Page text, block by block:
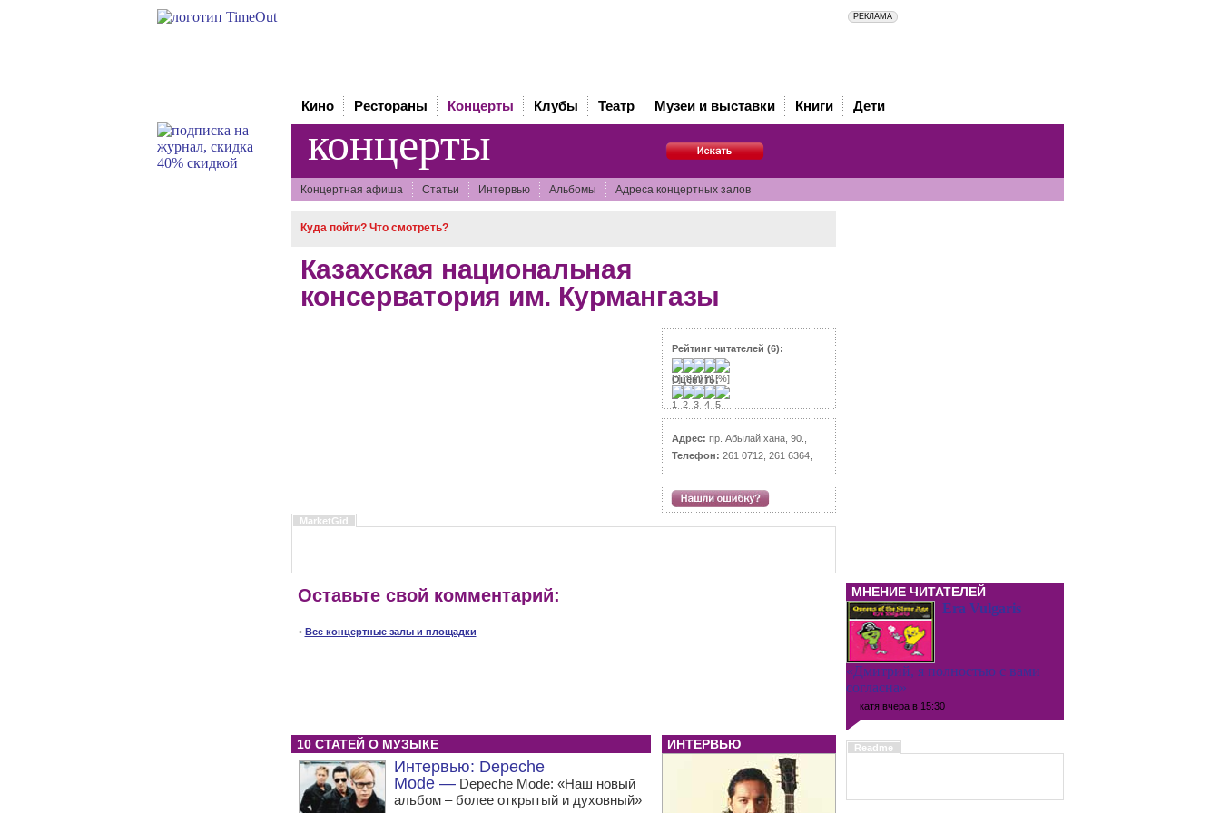
Кино Рестораны Концерты Клубы Театр Музеи и выставки Книги Дети
концерты
Концертная афиша Статьи Интервью Альбомы Адреса концертных залов
Куда пойти? Что смотреть?
Казахская национальная
консерватория им. Курмангазы
Рейтинг читателей (6):
Оценить:
Адрес: пр. Абылай хана, 90.,
Телефон: 261 0712, 261 6364,
MarketGid
Оставьте свой комментарий:
• Все концертные залы и площадки
10 СТАТЕЙ О МУЗЫКЕ
Интервью: Depeche
Mode —Depeche Mode: «Наш новый
альбом – более открытый и духовный»
ИНТЕРВЬЮ
МНЕНИЕ ЧИТАТЕЛЕЙ
Era Vulgaris
«Дмитрий, я полностью с вами
согласна»
катявчера в 15:30
Readme